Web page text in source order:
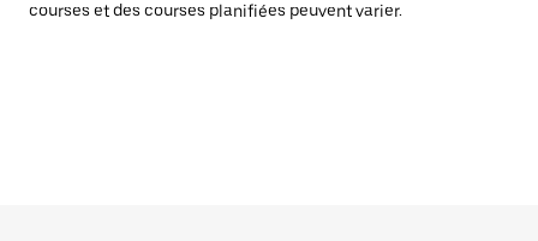
courses et des courses planifiées peuvent varier.